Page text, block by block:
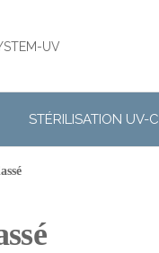
|
STÉRILISATION UV-C